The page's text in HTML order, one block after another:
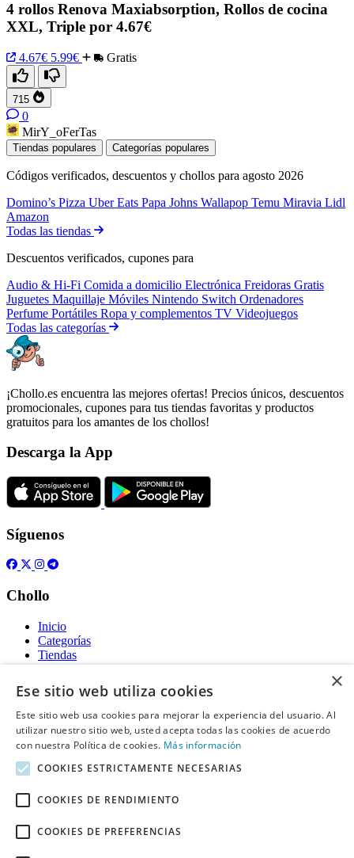
4 rollos Renova Maxiabsorption, Rollos de cocina
XXL, Triple por 4.67€
4.67€ 5.99€ Gratis
715
0
MirY_oFerTas
Tiendas populares Categorías populares
Códigos verificados, descuentos y chollos para agosto 2026
Domino’s Pizza Uber Eats Papa Johns Wallapop Temu Miravia Lidl
Amazon
Todas las tiendas
Descuentos verificados, cupones para
Audio & Hi-Fi Comida a domicilio Electrónica Freidoras Gratis
Juguetes Maquillaje Móviles Nintendo Switch Ordenadores
Perfume Portátiles Ropa y complementos TV Videojuegos
Todas las categorías
¡Chollo.es encuentra las mejores ofertas! Precios únicos, descuentos
promocionales, cupones para tus tiendas favoritas y productos
gratuitos para los amantes de los chollos!
Descarga la App
Síguenos
Chollo
Inicio
Categorías
Tiendas
Gratis
Acerca de
Sobre nosotros
Contacto
Información legal
Declaración de cookies
×
Ese sitio web utiliza cookies
Este sitio web usa cookies para mejorar la experiencia del usuario. Al
utilizar nuestro sitio web, usted acepta todas las cookies de acuerdo
con nuestra Política de cookies. Más información
COOKIES ESTRICTAMENTE NECESARIAS
COOKIES DE RENDIMIENTO
COOKIES DE PREFERENCIAS